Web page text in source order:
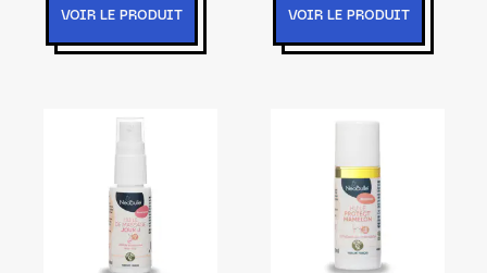
VOIR LE PRODUIT VOIR LE PRODUIT